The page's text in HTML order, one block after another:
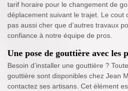
tarif horaire pour le changement de
déplacement suivant le trajet. Le cout
pas aussi cher que d’autres travaux
confiance à notre équipe de pros.
Une pose de gouttière avec les
Besoin d’installer une gouttière ?
gouttière sont disponibles chez Jean
contactez ses artisans. Cet élément